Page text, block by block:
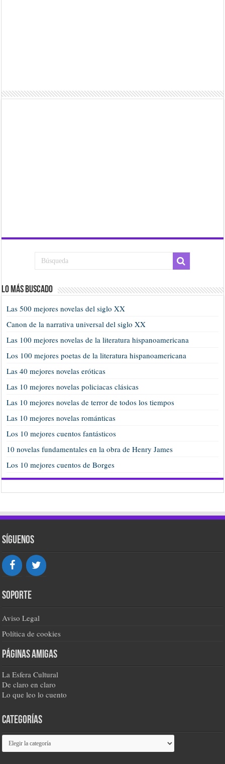
Lo más buscado
Las 500 mejores novelas del siglo XX
Canon de la narrativa universal del siglo XX
Las 100 mejores novelas de la literatura hispanoamericana
Los 100 mejores poetas de la literatura hispanoamericana
Las 40 mejores novelas eróticas
Las 10 mejores novelas policiacas clásicas
Las 10 mejores novelas de terror de todos los tiempos
Las 10 mejores novelas románticas
Los 10 mejores cuentos fantásticos
10 novelas fundamentales en la obra de Henry James
Los 10 mejores cuentos de Borges
Síguenos
Soporte
Aviso Legal
Política de cookies
Páginas amigas
La Esfera Cultural
De claro en claro
Lo que leo lo cuento
Categorías
Categorías